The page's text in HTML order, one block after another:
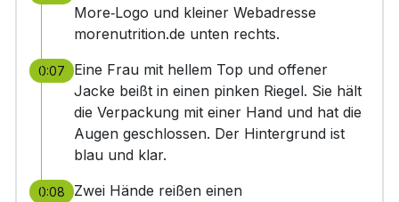
More‑Logo und kleiner Webadresse
morenutrition.de unten rechts.
0:07
Eine Frau mit hellem Top und offener
Jacke beißt in einen pinken Riegel. Sie hält
die Verpackung mit einer Hand und hat die
Augen geschlossen. Der Hintergrund ist
blau und klar.
0:08
Zwei Hände reißen einen